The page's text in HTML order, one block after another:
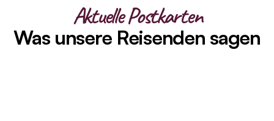
Aktuelle Postkarten
Was unsere Reisenden sagen